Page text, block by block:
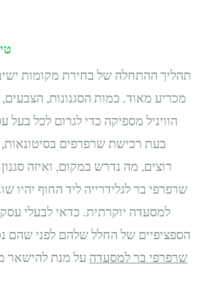
טיפ 1:
תהליך ההתחלה של בחירת מקומות
מכריע מאוד. כמות הסגנונות, הצבעים,
הוויניל מספיקה כדי לגרום לכל
בעת רכישת שרפרפים
רוצים, מה נדרש במקום, ואיזה
שרפרפי בר לגלידרייה ליד החוף יהיו
למסעדה יוקרתית. כדאי לבעלי
הספציפיים של החלל שלהם לפני שהם
על מנת להישאר שרפרפי בר למסעדה